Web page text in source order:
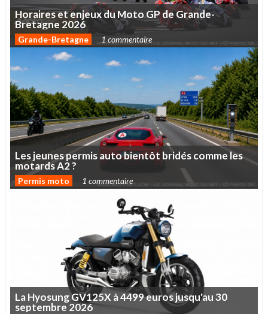
HorairesetenjeuxduMotoGPdeGrande-
Bretagne 2026
Grande-Bretagne 1 commentaire
Lesjeunespermisautobientôt bridéscommeles
motardsA2?
Permis moto 1 commentaire
LaHyosungGV125X à4499eurosjusqu'au30
septembre2026